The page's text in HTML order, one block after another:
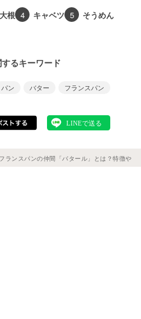
大根 4 キャベツ 5 そうめん
るキーワード
パン バター フランスパン
フランスパンの仲間「バタール」とは？特徴やレ